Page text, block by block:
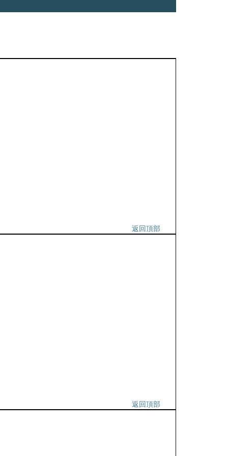
返回頂部
返回頂部